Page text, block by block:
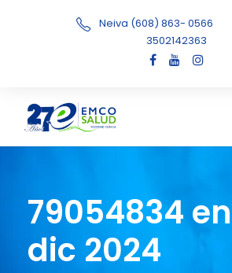
Neiva (608) 863- 0566
3502142363
79054834
dic 2024